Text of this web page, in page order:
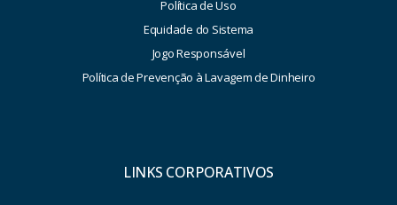
Política de Uso
Equidade do Sistema
Jogo Responsável
Política de Prevenção à Lavagem de Dinheiro
LINKS CORPORATIVOS